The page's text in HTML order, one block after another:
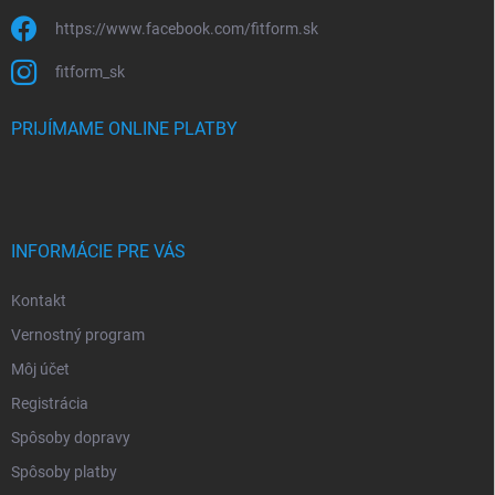
https://www.facebook.com/fitform.sk
fitform_sk
PRIJÍMAME ONLINE PLATBY
INFORMÁCIE PRE VÁS
Kontakt
Vernostný program
Môj účet
Registrácia
Spôsoby dopravy
Spôsoby platby